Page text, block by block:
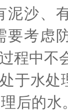
泥沙、
要考虑
程中不
水处
后的